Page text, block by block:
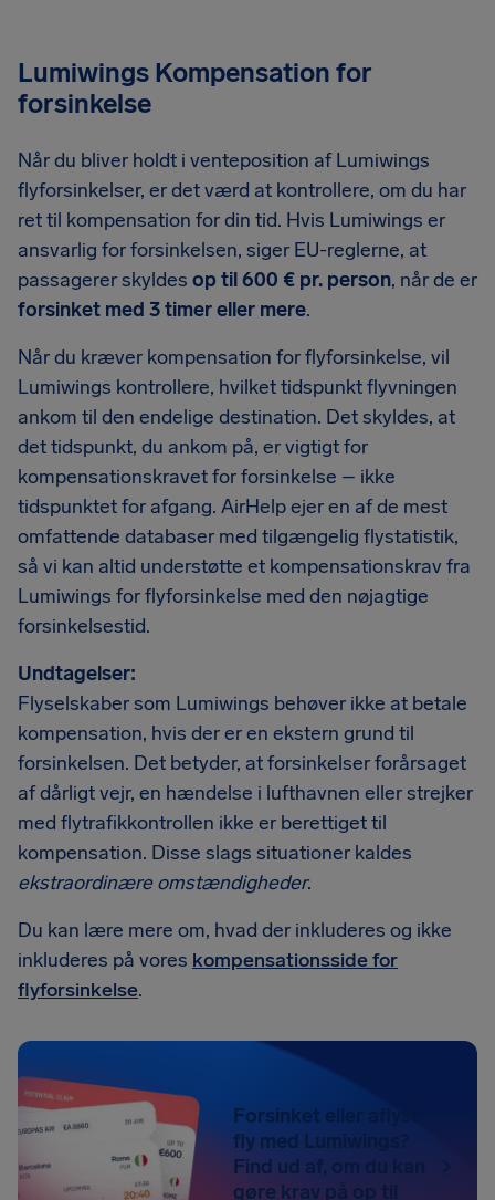
Lumiwings Kompensation for
forsinkelse
Når du bliver holdt i venteposition af Lumiwings
flyforsinkelser, er det værd at kontrollere, om du har
ret til kompensation for din tid. Hvis Lumiwings er
ansvarlig for forsinkelsen, siger EU-reglerne, at
passagerer skyldes op til 600 € pr. person, når de er
forsinket med 3 timer eller mere.
Når du kræver kompensation for flyforsinkelse, vil
Lumiwings kontrollere, hvilket tidspunkt flyvningen
ankom til den endelige destination. Det skyldes, at
det tidspunkt, du ankom på, er vigtigt for
kompensationskravet for forsinkelse – ikke
tidspunktet for afgang. AirHelp ejer en af de mest
omfattende databaser med tilgængelig flystatistik,
så vi kan altid understøtte et kompensationskrav fra
Lumiwings for flyforsinkelse med den nøjagtige
forsinkelsestid.
Undtagelser:
Flyselskaber som Lumiwings behøver ikke at betale
kompensation, hvis der er en ekstern grund til
forsinkelsen. Det betyder, at forsinkelser forårsaget
af dårligt vejr, en hændelse i lufthavnen eller strejker
med flytrafikkontrollen ikke er berettiget til
kompensation. Disse slags situationer kaldes
ekstraordinære omstændigheder.
Du kan lære mere om, hvad der inkluderes og ikke
inkluderes på vores kompensationsside for
flyforsinkelse.
Forsinket eller aflyst
fly med Lumiwings?
Find ud af, om du kan
gøre krav på op til